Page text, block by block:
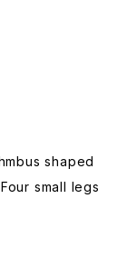
shaped
small legs